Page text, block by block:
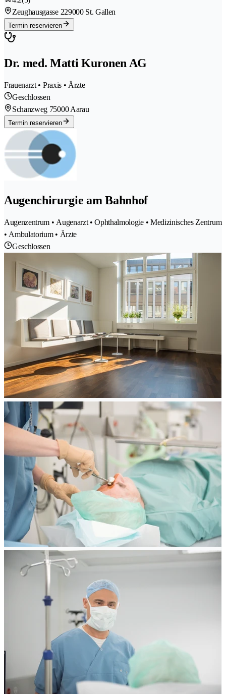
Zeughausgasse 229000 St. Gallen
Termin reservieren
Dr. med. Matti Kuronen AG
Frauenarzt • Praxis • Ärzte
Geschlossen
Schanzweg 75000 Aarau
Termin reservieren
Augenchirurgie am Bahnhof
Augenzentrum • Augenarzt • Ophthalmologie • Medizinisches Zentrum
• Ambulatorium • Ärzte
Geschlossen